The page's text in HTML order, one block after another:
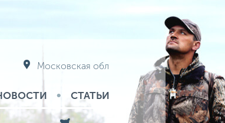
Московская обл
СТАТЬИ